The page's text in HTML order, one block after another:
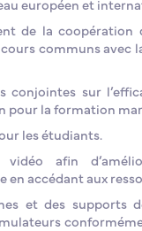
européen et
de la coopération
communs avec
conjointes sur
pour la formation
les étudiants.
afin
en accédant aux
et des supports